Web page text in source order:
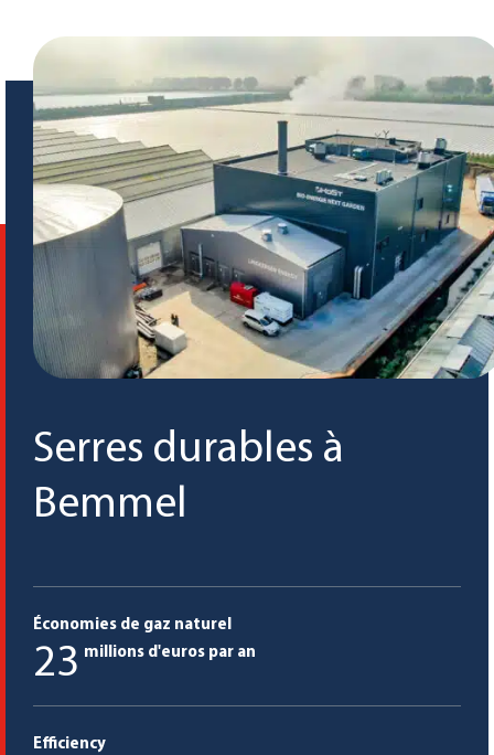
Serres durables à
Bemmel
Économies de gaz naturel
23 millions d'euros par an
Efficiency